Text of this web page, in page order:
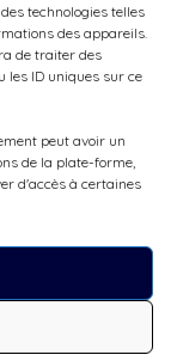
technologies telles
des appareils.
de traiter des
les ID uniques sur ce
peut avoir un
de la plate-forme,
d'accès à certaines
Methods
of
payment